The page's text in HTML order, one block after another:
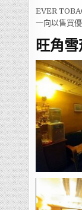
EVER
一向以售買
旺角